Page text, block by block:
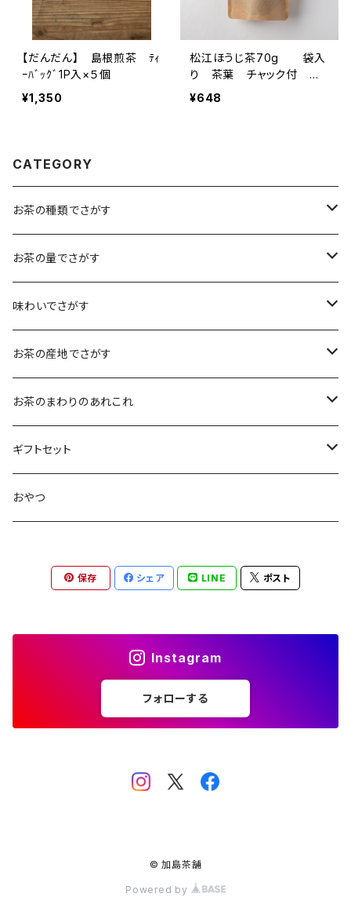
【だんだん】 島根煎茶 ﾃｨ
ｰﾊﾞｯｸﾞ1P入×５個
¥1,350
松江ほうじ茶70g 袋入
り 茶葉 チャック付 島
根ギフト プレゼント 島
¥648
CATEGORY
お茶の種類でさがす
煎茶
小袋（12g）
大袋（70g）
抹茶
水出し煎茶
玄米茶
ほうじ茶
フレーバーティー
お茶の量でさがす
70ｇ
12ｇ
30g
▶︎ティーバッグ10個入
ティーバッグ1個入
ティーバッグ10個入り
100g
味わいでさがす
まろやか
すっきり
水出し煎茶
フルーティー
コクがある
お茶の産地でさがす
島根・鳥取のお茶
島根のお茶
鳥取のお茶
九州のお茶
八女茶
屋久島煎茶
近畿・東海のお茶
本山
お茶のまわりのあれこれ
フィルタインボトル
急須
ギフトセット
煎茶ギフト
抹茶ギフト
煎茶と干し柿ギフト
おやつ
保存 シェア LINE ポスト
Instagram
フォローする
© 加島茶舗
Powered by